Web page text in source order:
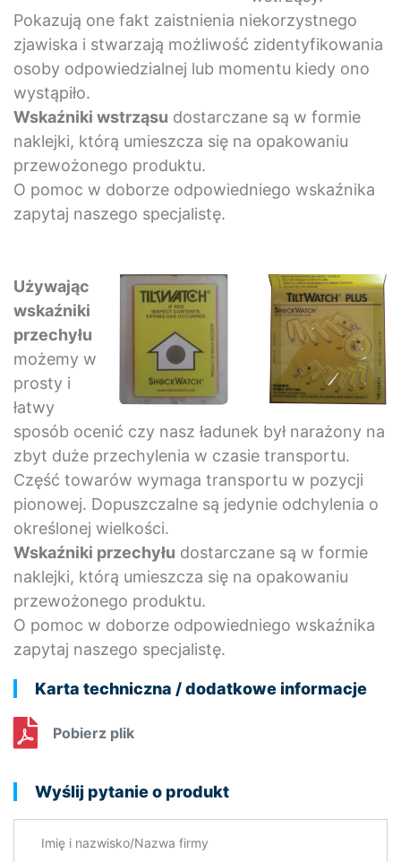
Pokazują one fakt zaistnienia niekorzystnego
zjawiska i stwarzają możliwość zidentyfikowania
osoby odpowiedzialnej lub momentu kiedy ono
wystąpiło.
Wskaźniki wstrząsu dostarczane są w formie
naklejki, którą umieszcza się na opakowaniu
przewożonego produktu.
O pomoc w doborze odpowiedniego wskaźnika
zapytaj naszego specjalistę.
Używając
wskaźniki
przechyłu
możemy w
prosty i
łatwy
sposób ocenić czy nasz ładunek był narażony na
zbyt duże przechylenia w czasie transportu.
Część towarów wymaga transportu w pozycji
pionowej. Dopuszczalne są jedynie odchylenia o
określonej wielkości.
Wskaźniki przechyłu dostarczane są w formie
naklejki, którą umieszcza się na opakowaniu
przewożonego produktu.
O pomoc w doborze odpowiedniego wskaźnika
zapytaj naszego specjalistę.
Karta techniczna / dodatkowe informacje
Pobierz plik
Wyślij pytanie o produkt